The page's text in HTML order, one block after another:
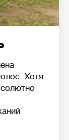
Хотя